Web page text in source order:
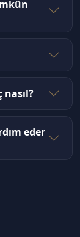
nasıl?
eder